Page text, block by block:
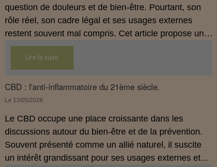
question de douleurs et de bien‑être. Pourtant, son
rôle réel, son cadre légal et ses usages externes
restent souvent mal compris. Cet article propose une
mise au point claire, moderne et conforme à la
réglementation française de 2026, afin de mieux
comprendre comment le CBD s’intègre dans une
approche globale de prévention.
Lire la suite
CBD : l'anti-inflammatoire du 21ème siècle.
Le 13/05/2026
Le CBD occupe une place croissante dans les
discussions autour du bien‑être et de la prévention.
Souvent présenté comme un allié naturel, il suscite
un intérêt grandissant pour ses usages externes et